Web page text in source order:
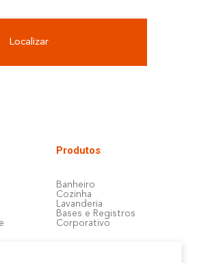
Localizar
Produtos
Banheiro
Cozinha
Lavanderia
Bases e Registros
Corporativo